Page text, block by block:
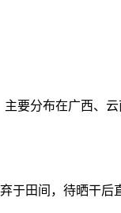
要分布在广西、
于田间，待晒干